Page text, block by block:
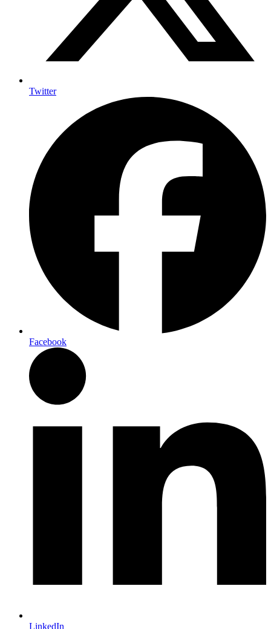
Twitter
Facebook
LinkedIn